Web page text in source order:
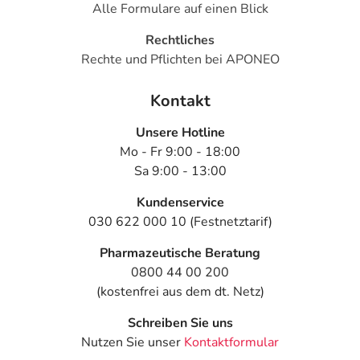
COMBO® hemmt durch seine Wirkstoffkombination
zusätzlich die Entwicklung der Flohpopulation im eigenen
Zuhause. Um den gesamten Flohzyklus zu unterbrechen,
Umgebungsbehandlung, beispielsweise durch tägliches
Staubsaugen und Waschen der befallenen Textilien.
Durch ein Umgebungsprodukt (z.B. FRONTLINE
HOMEGARD®) kann der Flohbefall so noch schneller
Wie schütze ich meinen Kitten oder Katzenwelpen vor
Flöhen und Zecken?
Insbesondere Flöhe können den Kleinen zu schaffen
machen und bei massivem Befall sogar eine Blutarmut
auslösen. FRONTLINE® SPRAY kann bei Hunde- und
Katzenwelpen schon ab dem ersten Lebenstag eingesetzt
werden. Es macht Zecken und Flöhe sofort unschädlich
Alle Formulare auf einen Blick
Rechtliches
Rechte und Pflichten bei APONEO
Kontakt
Unsere Hotline
Mo - Fr 9:00 - 18:00
Sa 9:00 - 13:00
Kundenservice
030 622 000 10 (Festnetztarif)
Pharmazeutische Beratung
0800 44 00 200
(kostenfrei aus dem dt. Netz)
Schreiben Sie uns
Nutzen Sie unser Kontaktformular